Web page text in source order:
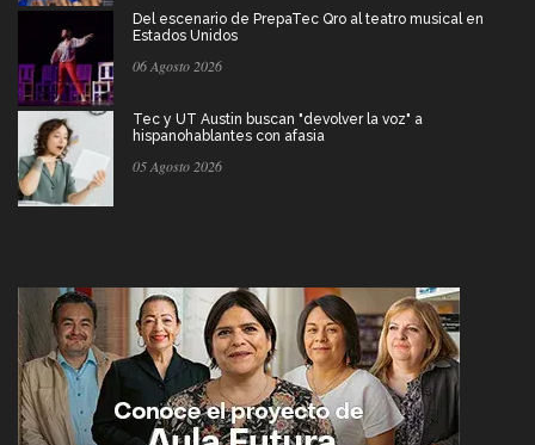
Del escenario de PrepaTec Qro al teatro musical en
Estados Unidos
06 Agosto 2026
Tec y UT Austin buscan "devolver la voz" a
hispanohablantes con afasia
05 Agosto 2026